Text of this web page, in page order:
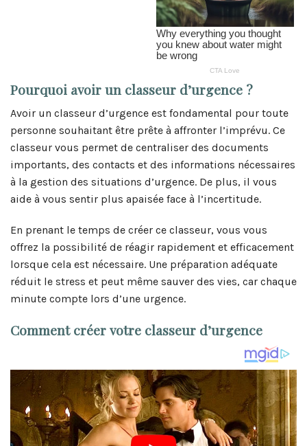
Pourquoi avoir un classeur d’urgence ?
Avoir un classeur d’urgence est fondamental pour toute
personne souhaitant être prête à affronter l’imprévu. Ce
classeur vous permet de centraliser des documents
importants, des contacts et des informations nécessaires
à la gestion des situations d’urgence. De plus, il vous
aide à vous sentir plus apaisée face à l’incertitude.
En prenant le temps de créer ce classeur, vous vous
offrez la possibilité de réagir rapidement et efficacement
lorsque cela est nécessaire. Une préparation adéquate
réduit le stress et peut même sauver des vies, car chaque
minute compte lors d’une urgence.
Comment créer votre classeur d’urgence